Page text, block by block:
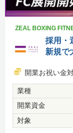
ZEAL BOXING
採用・
新規で
開業お祝い金
業種
開業資金
対象